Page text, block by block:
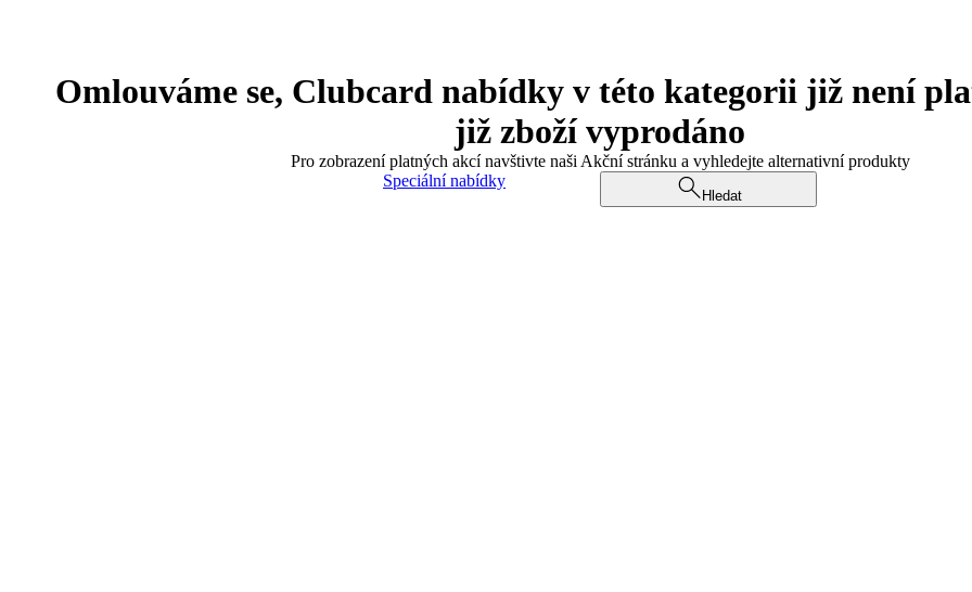
Omlouváme se, Clubcard nabídky v této kategorii již není
již zboží vyprodáno
Pro zobrazení platných akcí navštivte naši Akční stránku a vyhledejte alternativní produkty
Speciální nabídky
Hledat